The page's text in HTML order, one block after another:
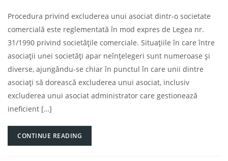
Procedura privind excluderea unui asociat dintr-o societate
comercială este reglementată în mod expres de Legea nr.
31/1990 privind societățile comerciale. Situațiile în care între
asociații unei societăți apar neînțelegeri sunt numeroase și
diverse, ajungându-se chiar în punctul în care unii dintre
asociați să dorească excluderea unui asociat, inclusiv
excluderea unui asociat administrator care gestionează
ineficient […]
CONTINUE READING